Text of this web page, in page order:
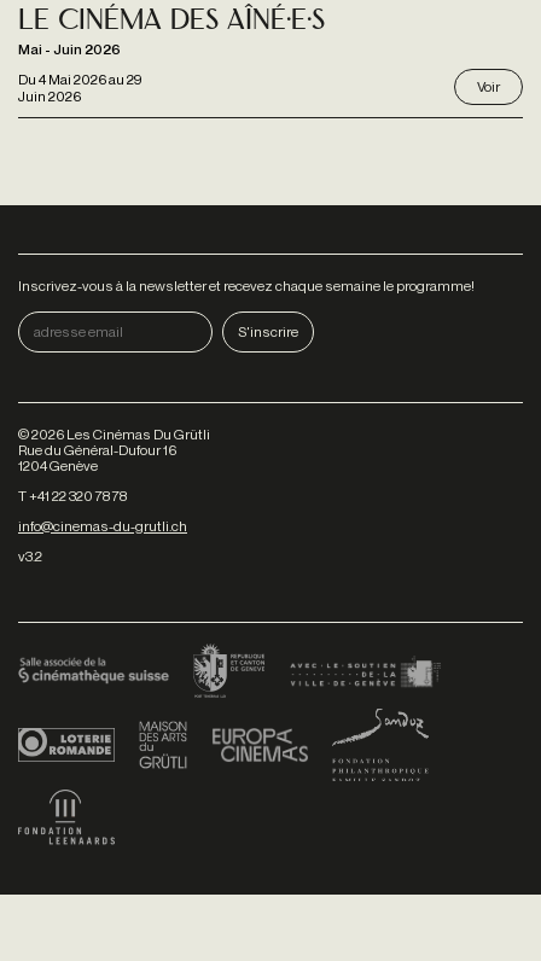
Du 4 Mai 2026au 29
Juin 2026
Le Cinéma des Aîné·e·s
Mai - Juin 2026
Voir
Inscrivez-vous à la newsletter et recevez chaque semaine le programme!
©2026 Les Cinémas Du Grütli
Rue du Général-Dufour 16
1204 Genève
T +41 22 320 78 78
info@cinemas-du-grutli.ch
v3.2